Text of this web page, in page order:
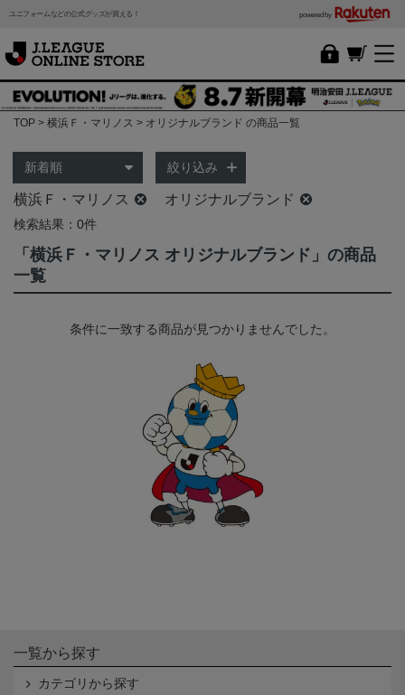
ユニフォームなどの公式グッズが買える！ powered by
TOP 横浜Ｆ・マリノス オリジナルブランド の商品一覧
絞り込み
横浜Ｆ・マリノス オリジナルブランド
検索結果：0件
「横浜Ｆ・マリノス オリジナルブランド」の商品
一覧
条件に一致する商品が見つかりませんでした。
一覧から探す
カテゴリから探す